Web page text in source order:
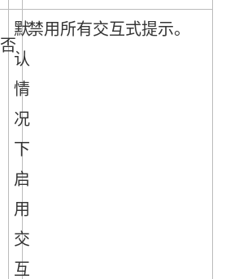
否
默
认
情
况
下
启
用
交
互
禁用所有交互式提示。